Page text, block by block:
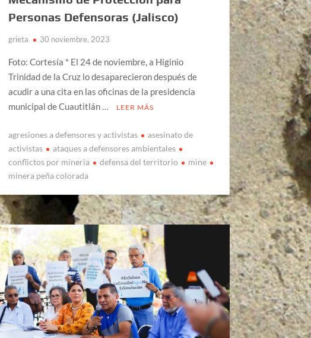
Personas Defensoras (Jalisco)
grieta 30 noviembre, 2023
Foto: Cortesía * El 24 de noviembre, a Higinio
Trinidad de la Cruz lo desaparecieron después de
acudir a una cita en las oficinas de la presidencia
municipal de Cuautitlán …
LEER MÁS
agresiones a defensores y activistas
asesinato de
activistas
ataques a defensores ambientales
conflictos por mineria
defensa del territorio
mine
minera peña colorada